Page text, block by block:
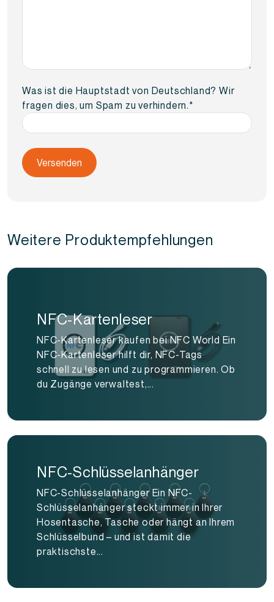
Was ist die Hauptstadt von Deutschland? Wir
fragen dies, um Spam zu verhindern.*
Weitere Produktempfehlungen
NFC-Kartenleser
NFC-Kartenleser kaufen bei NFC World Ein
NFC-Kartenleser hilft dir, NFC-Tags
schnell zu lesen und zu programmieren. Ob
du Zugänge verwaltest,...
NFC-Schlüsselanhänger
NFC-Schlüsselanhänger Ein NFC-
Schlüsselanhänger steckt immer in Ihrer
Hosentasche, Tasche oder hängt an Ihrem
Schlüsselbund – und ist damit die
praktischste...